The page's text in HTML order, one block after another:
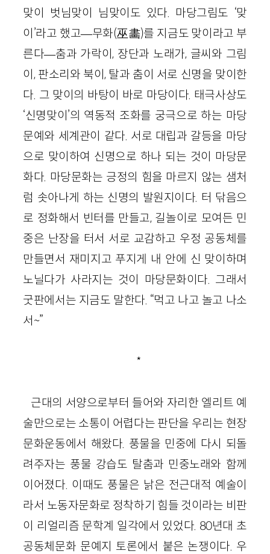
맞이 벗님맞이 님맞이도 있다. 마당그림도 ‘맞
이’라고 했고—무화(巫畵)를 지금도 맞이라고 부
른다—춤과 가락이, 장단과 노래가, 글씨와 그림
이, 판소리와 북이, 탈과 춤이 서로 신명을 맞이한
다. 그 맞이의 바탕이 바로 마당이다. 태극사상도
‘신명맞이’의 역동적 조화를 궁극으로 하는 마당
문예와 세계관이 같다. 서로 대립과 갈등을 마당
으로 맞이하여 신명으로 하나 되는 것이 마당문
화다. 마당문화는 긍정의 힘을 마르지 않는 샘처
럼 솟아나게 하는 신명의 발원지이다. 터 닦음으
로 정화해서 빈터를 만들고, 길놀이로 모여든 민
중은 난장을 터서 서로 교감하고 우정 공동체를
만들면서 재미지고 푸지게 내 안에 신 맞이하며
노닐다가 사라지는 것이 마당문화이다. 그래서
굿판에서는 지금도 말한다. “먹고 나고 놀고 나소
서~”
*
근대의 서양으로부터 들어와 자리한 엘리트 예
술만으로는 소통이 어렵다는 판단을 우리는 현장
문화운동에서 해왔다. 풍물을 민중에 다시 되돌
려주자는 풍물 강습도 탈춤과 민중노래와 함께
이어졌다. 이때도 풍물은 낡은 전근대적 예술이
라서 노동자문화로 정착하기 힘들 것이라는 비판
이 리얼리즘 문학계 일각에서 있었다. 80년대 초
공동체문화 문예지 토론에서 붙은 논쟁이다. 우